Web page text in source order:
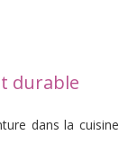
durable
dans la cuisine